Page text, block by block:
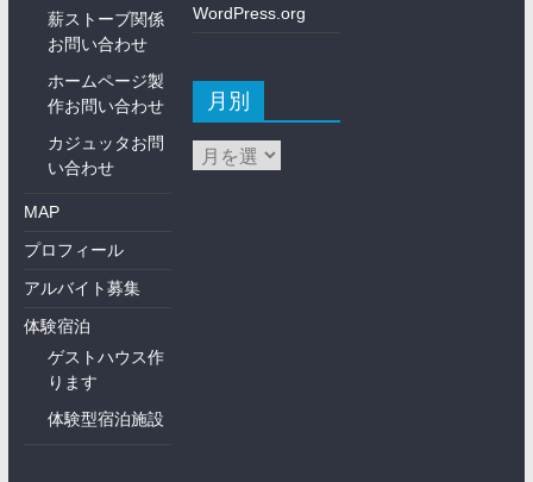
薪ストーブ関係
お問い合わせ
ホームページ製
作お問い合わせ
カジュッタお問
い合わせ
MAP
プロフィール
アルバイト募集
体験宿泊
ゲストハウス作
ります
体験型宿泊施設
WordPress.org
月別